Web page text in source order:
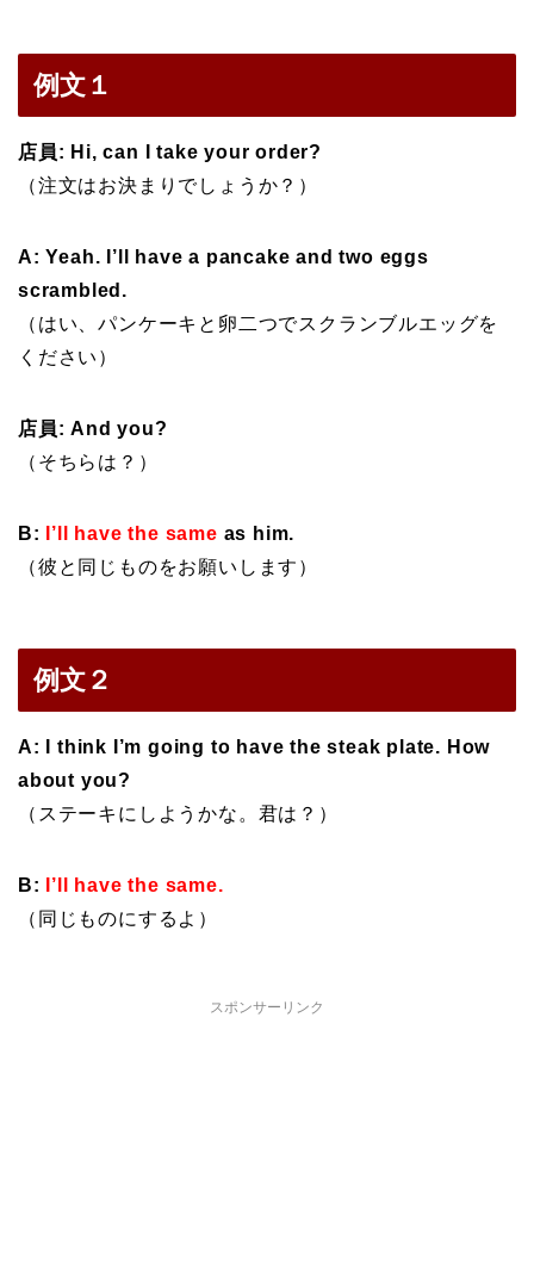
例文１
店員: Hi, can I take your order?
（注文はお決まりでしょうか？）
A: Yeah. I’ll have a pancake and two eggs
scrambled.
（はい、パンケーキと卵二つでスクランブルエッグを
ください）
店員: And you?
（そちらは？）
B: I’ll have the same as him.
（彼と同じものをお願いします）
例文２
A: I think I’m going to have the steak plate. How
about you?
（ステーキにしようかな。君は？）
B:
I’ll have the same.
（同じものにするよ）
スポンサーリンク